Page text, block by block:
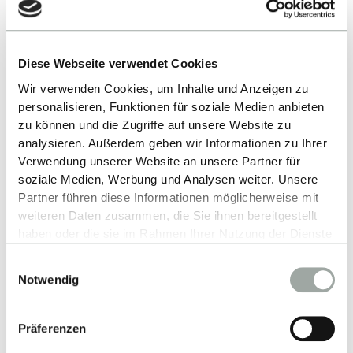
Diese Webseite verwendet Cookies
Wir verwenden Cookies, um Inhalte und Anzeigen zu
personalisieren, Funktionen für soziale Medien anbieten
zu können und die Zugriffe auf unsere Website zu
analysieren. Außerdem geben wir Informationen zu Ihrer
Verwendung unserer Website an unsere Partner für
soziale Medien, Werbung und Analysen weiter. Unsere
Partner führen diese Informationen möglicherweise mit
weiteren Daten zusammen, die Sie ihnen bereitgestellt
Alles zum Thema Cookies und personenbezogene
Datenverarbeitung entnehmen Sie unserer
Notwendig
Präferenzen
praktische Erfahrungen aus der Witschaft mit.
Unternehmenspartnern sind ebenfalls Teil
des Programms."
MBA International Management
Hochschulpräsidentin Prof. Dr. Sabine Löbbe zeigt
sich hoch erfreut über das wiederholt starke
Ranking: „Die Bewertungen unserer Studierenden
sind für uns ein wichtiger Gradmesser und geben
uns wertvolle Impulse für die kontinuierliche
Weiterentwicklung unserer Studienangebote. Das
erneut gute Abschneiden ist eine große
und Mitarbeitenden. Unser Anspruch bleibt es,